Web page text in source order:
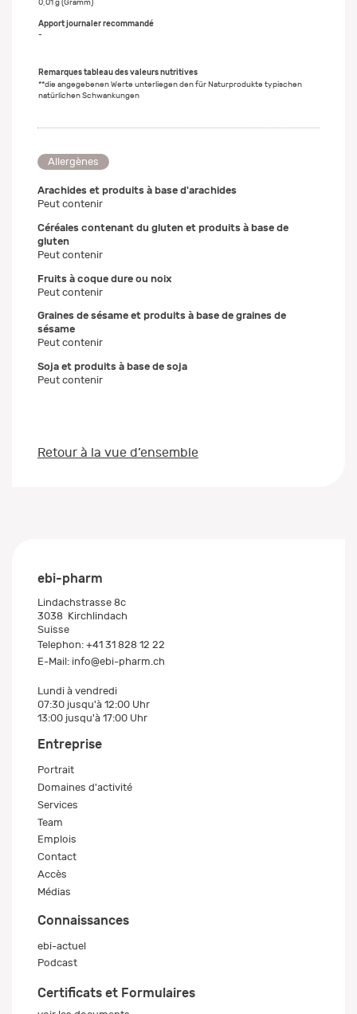
0,01 g (Gramm)
-
Remarques tableau des valeurs nutritives
**die angegebenen Werte unterliegen den für Naturprodukte typischen
natürlichen Schwankungen
Allergènes
Arachides et produits à base d'arachides
Peut contenir
Céréales contenant du gluten et produits à base de
gluten
Peut contenir
Fruits à coque dure ou noix
Peut contenir
Graines de sésame et produits à base de graines de
sésame
Peut contenir
Soja et produits à base de soja
Peut contenir
Retour à la vue d’ensemble
ebi-pharm
Lindachstrasse 8c
3038 Kirchlindach
Suisse
Telephon: +41 31 828 12 22
E-Mail: info@ebi-pharm.ch
Lundi à vendredi
07:30 jusqu'à 12:00 Uhr
13:00 jusqu'à 17:00 Uhr
Entreprise
Portrait
Domaines d'activité
Services
Team
Emplois
Contact
Accès
Médias
Connaissances
ebi-actuel
Podcast
Certificats et Formulaires